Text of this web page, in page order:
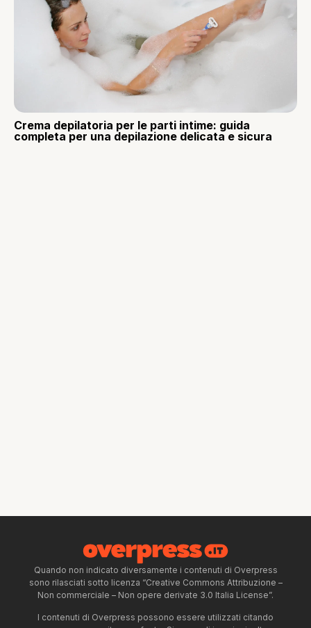
Crema depilatoria per le parti intime: guida
completa per una depilazione delicata e sicura
Quando non indicato diversamente i contenuti di Overpress
sono rilasciati sotto licenza “Creative Commons Attribuzione –
Non commerciale – Non opere derivate 3.0 Italia License”.
I contenuti di Overpress possono essere utilizzati citando